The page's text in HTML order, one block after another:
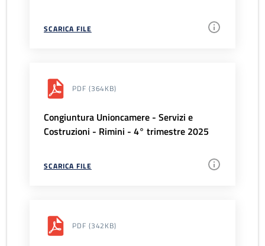
SCARICA FILE
PDF (364KB)
Congiuntura Unioncamere - Servizi e
Costruzioni - Rimini - 4° trimestre 2025
SCARICA FILE
PDF (342KB)